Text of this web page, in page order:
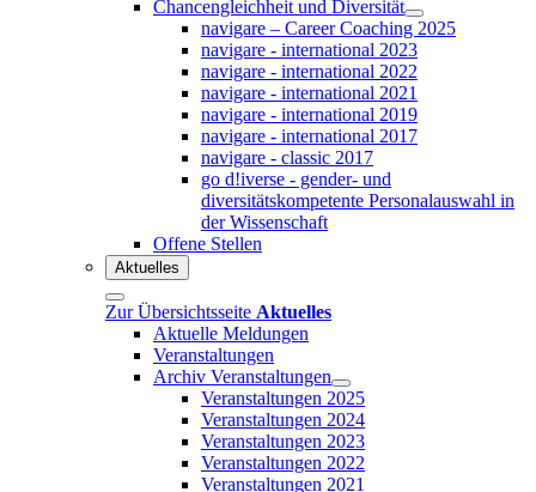
Chancengleichheit und Diversität
navigare – Career Coaching 2025
navigare - international 2023
navigare - international 2022
navigare - international 2021
navigare - international 2019
navigare - international 2017
navigare - classic 2017
go d!iverse - gender- und
diversitätskompetente Personalauswahl in
der Wissenschaft
Offene Stellen
Aktuelles
Zur Übersichtsseite Aktuelles
Aktuelle Meldungen
Veranstaltungen
Archiv Veranstaltungen
Veranstaltungen 2025
Veranstaltungen 2024
Veranstaltungen 2023
Veranstaltungen 2022
Veranstaltungen 2021